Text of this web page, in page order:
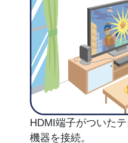
HDMI端子がついた
機器を接続。